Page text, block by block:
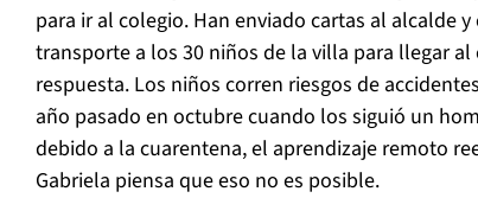
para ir al colegio. Han enviado cartas al alcalde
transporte a los 30 niños de la villa para llegar al
respuesta. Los niños corren riesgos de
año pasado en octubre cuando los siguió un
debido a la cuarentena, el aprendizaje remoto
Gabriela piensa que eso no es posible.